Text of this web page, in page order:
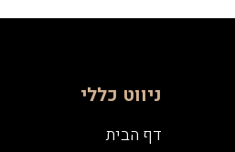
ניווט כללי
דף הבית